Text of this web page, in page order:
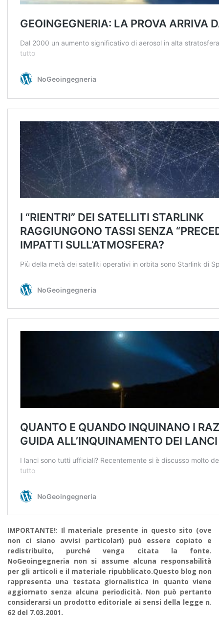
IMPORTANTE!: Il materiale presente in questo sito (ove
non ci siano avvisi particolari) può essere copiato e
redistribuito, purché venga citata la fonte.
NoGeoingegneria non si assume alcuna responsabilità
per gli articoli e il materiale ripubblicato.Questo blog non
rappresenta una testata giornalistica in quanto viene
aggiornato senza alcuna periodicità. Non può pertanto
considerarsi un prodotto editoriale ai sensi della legge n.
62 del 7.03.2001.